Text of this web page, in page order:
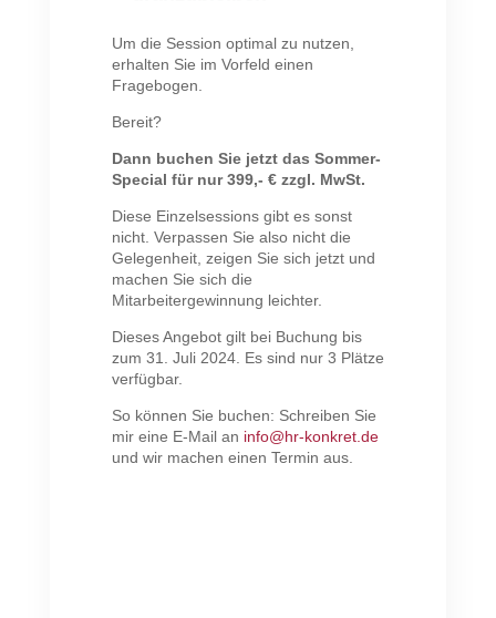
Um die Session optimal zu nutzen,
erhalten Sie im Vorfeld einen
Fragebogen.
Bereit?
Dann buchen Sie jetzt das Sommer-
Special für nur 399,- € zzgl. MwSt.
Diese Einzelsessions gibt es sonst
nicht. Verpassen Sie also nicht die
Gelegenheit, zeigen Sie sich jetzt und
machen Sie sich die
Mitarbeitergewinnung leichter.
Dieses Angebot gilt bei Buchung bis
zum 31. Juli 2024. Es sind nur 3 Plätze
verfügbar.
So können Sie buchen: Schreiben Sie
mir eine E-Mail an info@hr-konkret.de
und wir machen einen Termin aus.